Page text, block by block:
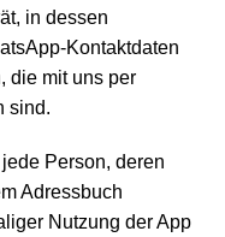
in dessen
Kontaktdaten
die mit uns per
sind.
Person, deren
Adressbuch
Nutzung der App